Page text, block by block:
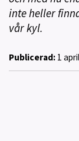
inte heller
vår kyl.
Publicerad: 1